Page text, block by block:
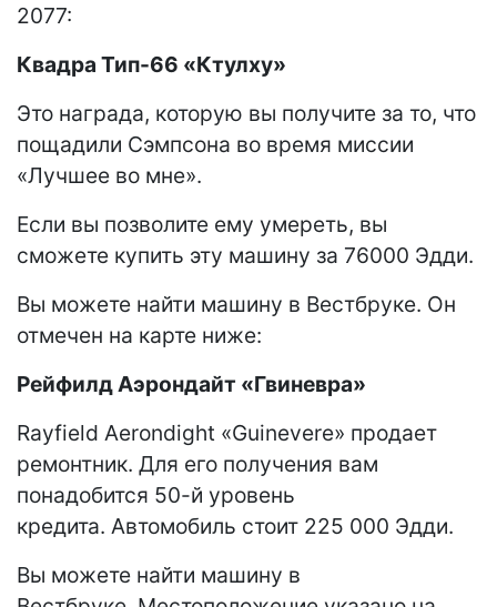
2077:
Квадра Тип-66 «Ктулху»
Это награда, которую вы получите за то, что
пощадили Сэмпсона во время миссии
«Лучшее во мне».
Если вы позволите ему умереть, вы
сможете купить эту машину за 76000 Эдди.
Вы можете найти машину в Вестбруке. Он
отмечен на карте ниже:
Рейфилд Аэрондайт «Гвиневра»
Rayfield Aerondight «Guinevere» продает
ремонтник. Для его получения вам
понадобится 50-й уровень
кредита. Автомобиль стоит 225 000 Эдди.
Вы можете найти машину в